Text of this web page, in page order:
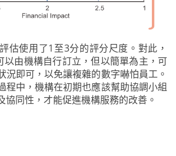
估使用了1至3分的評分尺度。對此，
以由機構自行訂立，但以簡單為主，可
況即可，以免讓複雜的數字嚇怕員工。
程中，機構在初期也應該幫助協調小組
協同性，才能促進機構服務的改善。